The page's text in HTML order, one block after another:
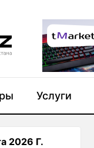
Услуги
2026 Г.